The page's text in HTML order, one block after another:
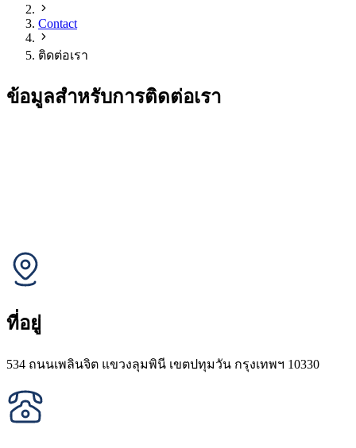
Contact
ติดต่อเรา
ข้อมูลสำหรับการติดต่อเรา
ที่อยู่
534 ถนนเพลินจิต แขวงลุมพินี เขตปทุมวัน กรุงเทพฯ 10330